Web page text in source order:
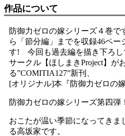
作品について
防御力ゼロの嫁シリーズ４巻
ら「節分編」までを収録46ペー
す! 今回も過去編を描き下ろし
サークル【ほしまきProject】が
る”COMITIA127”新刊、
[オリジナル]本『防御力ゼロの
防御力ゼロの嫁シリーズ第四弾！
おこたが温い季節になってきま
る高坂家です。